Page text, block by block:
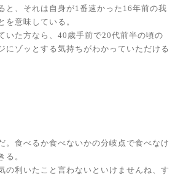
と、それは自身が1番速かった16年前の我
を意味している。
いた方なら、40歳手前で20代前半の頃の
にゾッとする気持ちがわかっていただける
食べるか食べないかの分岐点で食べなけ
る。
の利いたこと言わないといけませんね、す